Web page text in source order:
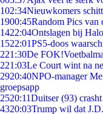
102:34Nieuwkomers
1900:45Random Pics van
1422:04Ontslagen bij
1522:01PS5-doos
221:30De
221:03Le Court wint na
2920:40NPO-manager
groepsapp
2520:11Duitser (93)
4320:03Trump wil dat